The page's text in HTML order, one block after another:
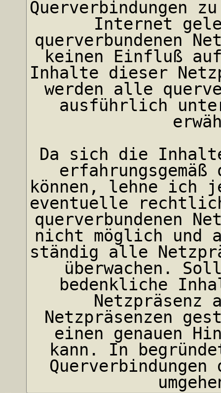
Querverbindungen
Internet
querverbundenen
keinen Einfluß
Inhalte dieser
werden alle
ausführlich
Da sich die
erfahrungsgemäß
können, lehne ich
eventuelle
querverbundenen
nicht möglich und
ständig alle
überwachen.
bedenkliche
Netzpräsenz
Netzpräsenzen
einen genauen
kann. In